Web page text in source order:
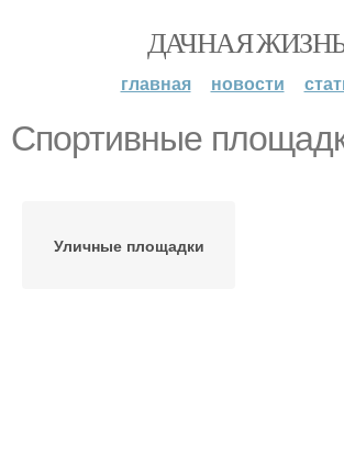
ДАЧНАЯ
главная новости
Спортивные
Уличные площадки